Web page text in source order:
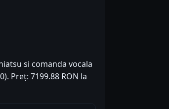
si comanda vocala
Preț: 7199.88 RON la